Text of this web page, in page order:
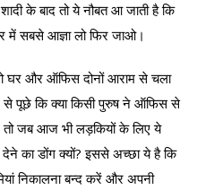
के बाद तो ये नौबत आ जाती है कि
में सबसे आज्ञा लो फिर जाओ।
घर और ऑफिस दोनों आराम से चला
से पूछे कि क्या किसी पुरुष ने ऑफिस से
जब आज भी लड़कियों के लिए ये
का डोंग क्यों? इससे अच्छा ये है कि
निकालना बन्द करें और अपनी